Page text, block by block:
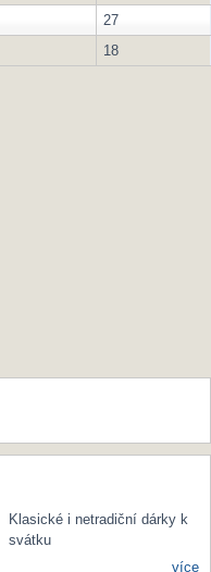
27
18
Klasické i netradiční dárky k
svátku
více